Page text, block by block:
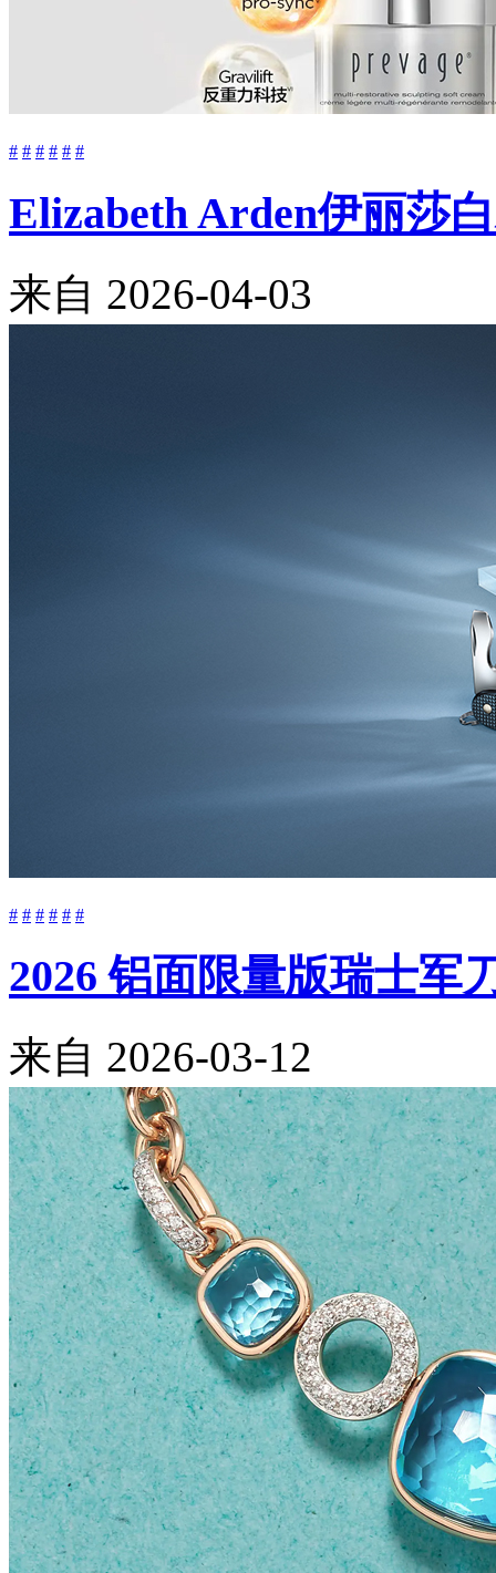
# # # # # #
Elizabeth Arden伊丽莎
来自 2026-04-03
# # # # # #
2026 铝面限量版瑞士军
来自 2026-03-12